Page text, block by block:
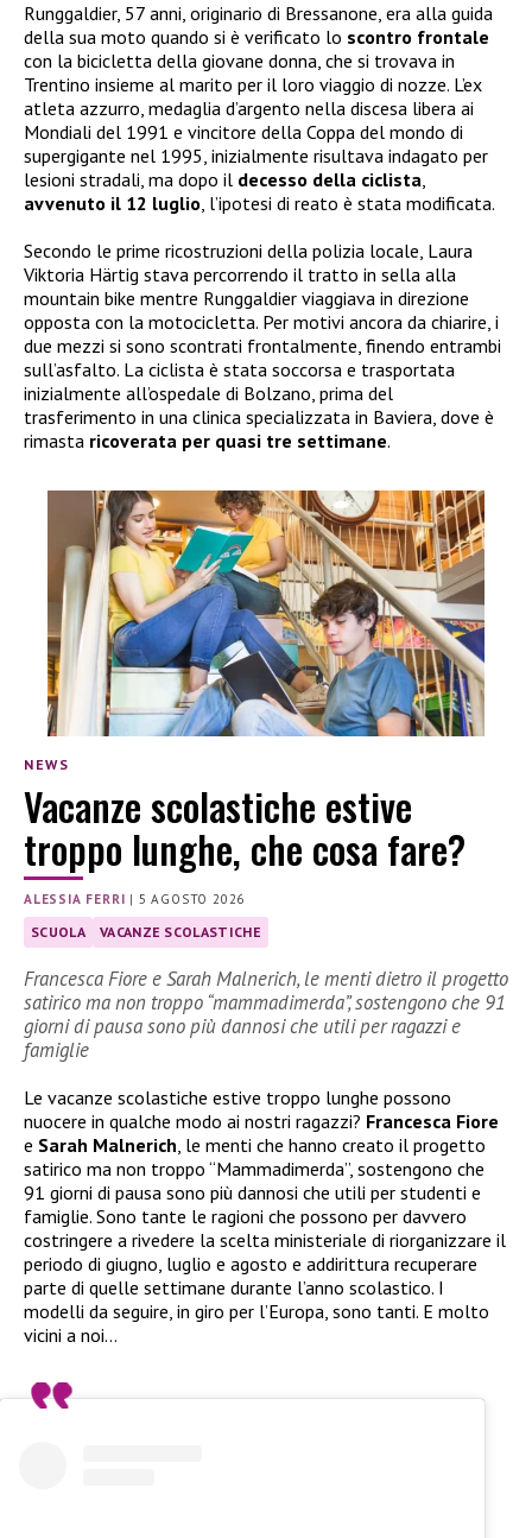
Runggaldier, 57 anni, originario di Bressanone, era alla guida
della sua moto quando si è verificato lo scontro frontale
con la bicicletta della giovane donna, che si trovava in
Trentino insieme al marito per il loro viaggio di nozze. L’ex
atleta azzurro, medaglia d’argento nella discesa libera ai
Mondiali del 1991 e vincitore della Coppa del mondo di
supergigante nel 1995, inizialmente risultava indagato per
lesioni stradali, ma dopo il decesso della ciclista,
avvenuto il 12 luglio, l’ipotesi di reato è stata modificata.
Secondo le prime ricostruzioni della polizia locale, Laura
Viktoria Härtig stava percorrendo il tratto in sella alla
mountain bike mentre Runggaldier viaggiava in direzione
opposta con la motocicletta. Per motivi ancora da chiarire, i
due mezzi si sono scontrati frontalmente, finendo entrambi
sull’asfalto. La ciclista è stata soccorsa e trasportata
inizialmente all’ospedale di Bolzano, prima del
trasferimento in una clinica specializzata in Baviera, dove è
rimasta ricoverata per quasi tre settimane.
NEWS
Vacanze scolastiche estive
troppo lunghe, che cosa fare?
ALESSIA FERRI | 5 AGOSTO 2026
SCUOLA VACANZE SCOLASTICHE
Francesca Fiore e Sarah Malnerich, le menti dietro il progetto
satirico ma non troppo “mammadimerda”, sostengono che 91
giorni di pausa sono più dannosi che utili per ragazzi e
famiglie
Le vacanze scolastiche estive troppo lunghe possono
nuocere in qualche modo ai nostri ragazzi? Francesca Fiore
e Sarah Malnerich, le menti che hanno creato il progetto
satirico ma non troppo “Mammadimerda”, sostengono che
91 giorni di pausa sono più dannosi che utili per studenti e
famiglie. Sono tante le ragioni che possono per davvero
costringere a rivedere la scelta ministeriale di riorganizzare il
periodo di giugno, luglio e agosto e addirittura recuperare
parte di quelle settimane durante l’anno scolastico. I
modelli da seguire, in giro per l’Europa, sono tanti. E molto
vicini a noi…